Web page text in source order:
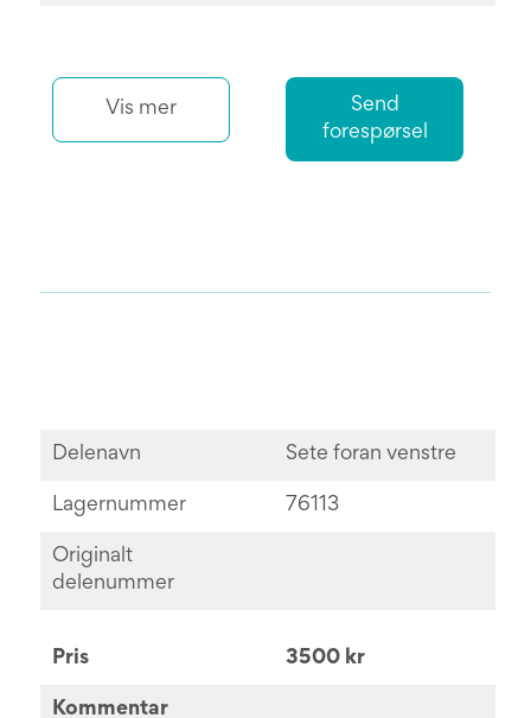
Vis mer
Send
forespørsel
Delenavn Sete foran venstre
Lagernummer 76113
Originalt
delenummer
Pris 3500 kr
Kommentar